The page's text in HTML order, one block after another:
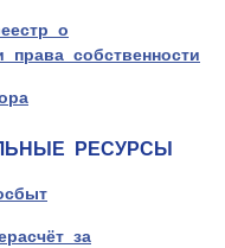
о
права собственности
РЕСУРСЫ
за